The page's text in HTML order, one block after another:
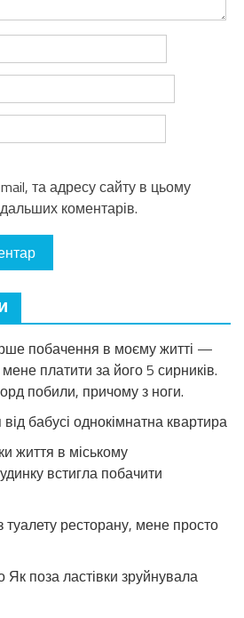
та адресу сайту в цьому
коментарів.
побачення в моєму житті —
платити за його 5 сирників.
побили, причому з ноги.
бабусі однокімнатна квартира
життя в міському
встигла побачити
туалету ресторану, мене просто
поза ластівки зруйнувала